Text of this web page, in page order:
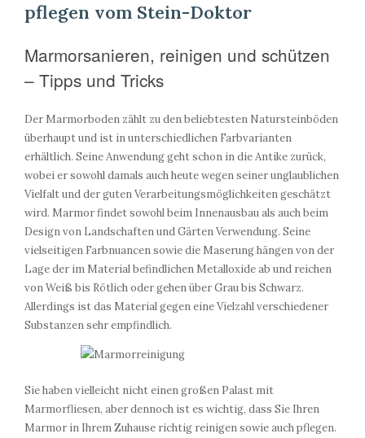
pflegen vom Stein-Doktor
Marmorsanieren, reinigen und schützen
– Tipps und Tricks
Der Marmorboden zählt zu den beliebtesten Natursteinböden
überhaupt und ist in unterschiedlichen Farbvarianten
erhältlich. Seine Anwendung geht schon in die Antike zurück,
wobei er sowohl damals auch heute wegen seiner unglaublichen
Vielfalt und der guten Verarbeitungsmöglichkeiten geschätzt
wird. Marmor findet sowohl beim Innenausbau als auch beim
Design von Landschaften und Gärten Verwendung. Seine
vielseitigen Farbnuancen sowie die Maserung hängen von der
Lage der im Material befindlichen Metalloxide ab und reichen
von Weiß bis Rötlich oder gehen über Grau bis Schwarz.
Allerdings ist das Material gegen eine Vielzahl verschiedener
Substanzen sehr empfindlich.
Sie haben vielleicht nicht einen großen Palast mit
Marmorfliesen, aber dennoch ist es wichtig, dass Sie Ihren
Marmor in Ihrem Zuhause richtig reinigen sowie auch pflegen.